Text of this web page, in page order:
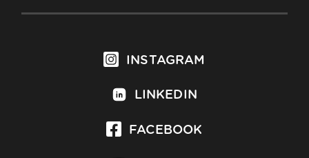
INSTAGRAM
LINKEDIN
FACEBOOK